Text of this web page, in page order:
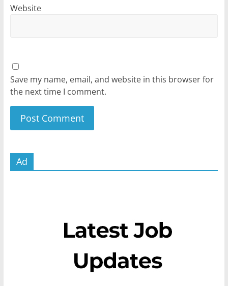
Website
Save my name, email, and website in this browser for
the next time I comment.
Ad